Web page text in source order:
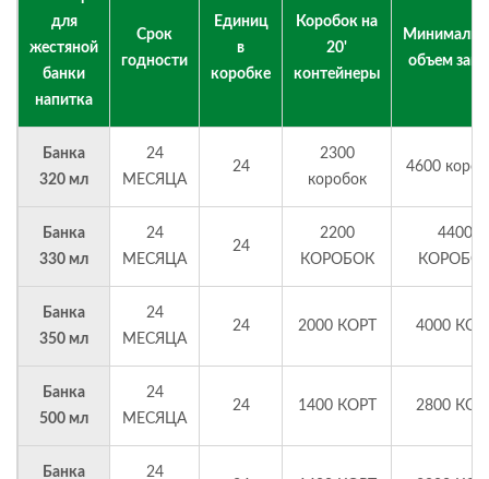
для
жестяной
банки
напитка
Срок
годности
Единиц
в
коробке
Коробок на
20'
контейнеры
объем
Банка
320 мл
24
МЕСЯЦА
24
2300
коробок
4600
Банка
330 мл
24
МЕСЯЦА
24
2200
КОРОБОК
4400
Банка
350 мл
24
МЕСЯЦА
24 2000 КОРТ 4000
Банка
500 мл
24
МЕСЯЦА
24 1400 КОРТ 2800
Банка
24